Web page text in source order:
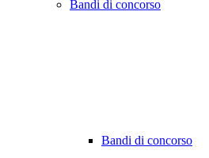
Bandi di concorso
Bandi di concorso